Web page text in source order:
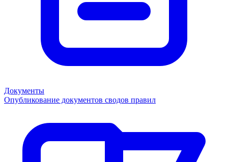
Документы
Опубликование документов сводов правил